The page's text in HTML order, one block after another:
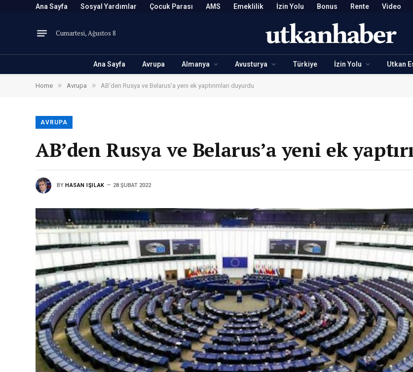
Ana Sayfa Sosyal Yardımlar Çocuk Parası AMS Emeklilik İzin Yolu Bonus Rente Video
Cumartesi, Ağustos 8
Ana Sayfa Avrupa Almanya Avusturya Türkiye İzin Yolu Utkan
Home » Avrupa » AB’den Rusya ve Belarus’a yeni ek yaptırımları duyurdu
AVRUPA
AB’den Rusya ve Belarus’a yeni ek
BY HASAN IŞILAK 28 ŞUBAT 2022